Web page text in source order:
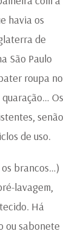
havia os
de
São Paulo
roupa no
Os
senão
de uso.
brancos…)
lavagem,
Há
ou sabonete